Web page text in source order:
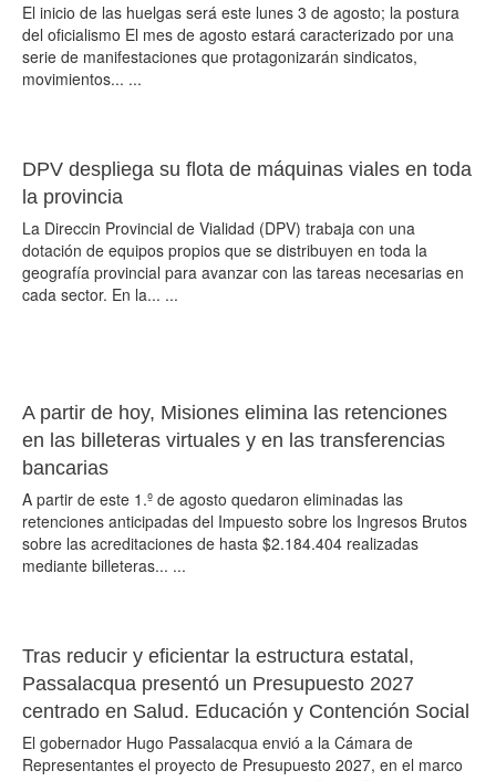
El inicio de las huelgas será este lunes 3 de agosto; la postura
del oficialismo El mes de agosto estará caracterizado por una
serie de manifestaciones que protagonizarán sindicatos,
movimientos... ...
DPV despliega su flota de máquinas viales en toda
la provincia
La Direccin Provincial de Vialidad (DPV) trabaja con una
dotación de equipos propios que se distribuyen en toda la
geografía provincial para avanzar con las tareas necesarias en
cada sector. En la... ...
A partir de hoy, Misiones elimina las retenciones
en las billeteras virtuales y en las transferencias
bancarias
A partir de este 1.º de agosto quedaron eliminadas las
retenciones anticipadas del Impuesto sobre los Ingresos Brutos
sobre las acreditaciones de hasta $2.184.404 realizadas
mediante billeteras... ...
Tras reducir y eficientar la estructura estatal,
Passalacqua presentó un Presupuesto 2027
centrado en Salud. Educación y Contención Social
El gobernador Hugo Passalacqua envió a la Cámara de
Representantes el proyecto de Presupuesto 2027, en el marco